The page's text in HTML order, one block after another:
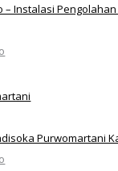
– Instalasi Pengolahan
Purwomartani